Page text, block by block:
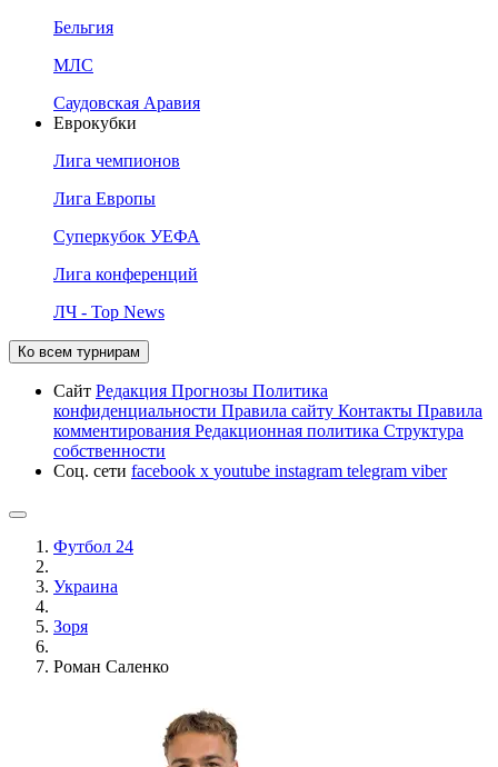
Бельгия
МЛС
Саудовская Аравия
Еврокубки
Лига чемпионов
Лига Европы
Суперкубок УЕФА
Лига конференций
ЛЧ - Top News
Ко всем турнирам
Сайт Редакция Прогнозы Политика
конфиденциальности Правила сайту Контакты Правила
комментирования Редакционная политика Структура
собственности
Соц. сети facebook x youtube instagram telegram viber
Футбол 24
Украина
Зоря
Роман Саленко